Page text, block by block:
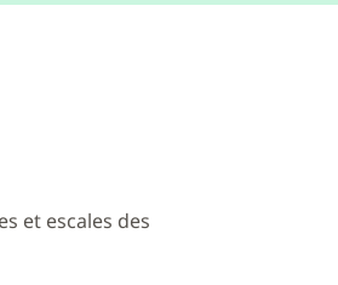
et escales des